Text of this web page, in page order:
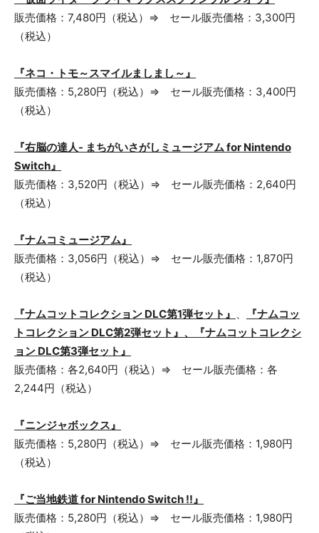
販売価格：7,480円（税込）⇒ セール販売価格：3,300円
（税込）
『ネコ・トモ～スマイルましまし～』
販売価格：5,280円（税込）⇒ セール販売価格：3,400円
（税込）
『右脳の達人- まちがいさがしミュージアム for Nintendo
Switch』
販売価格：3,520円（税込）⇒ セール販売価格：2,640円
（税込）
『ナムコミュージアム』
販売価格：3,056円（税込）⇒ セール販売価格：1,870円
（税込）
『ナムコットコレクション DLC第1弾セット』 、
『ナムコッ
トコレクション DLC第2弾セット』、『ナムコットコレクシ
ョン DLC第3弾セット』
販売価格：各2,640円（税込）⇒ セール販売価格：各
2,244円（税込）
『ニンジャボックス』
販売価格：5,280円（税込）⇒ セール販売価格：1,980円
（税込）
『ご当地鉄道 for Nintendo Switch !!』
販売価格：5,280円（税込）⇒ セール販売価格：1,980円